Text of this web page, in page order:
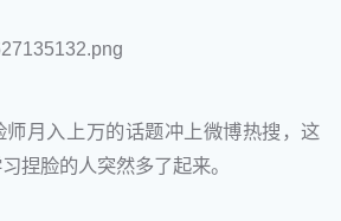
师月入上万的话题冲上微博热搜，这
捏脸的人突然多了起来。